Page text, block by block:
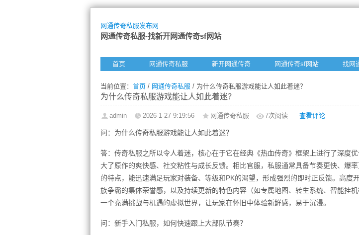
网通传奇私服发布网
网通传奇私服-找新开网通传奇sf网站
首页 网通传奇私服 新开网通传奇 网通传奇sf网站 找网
当前位置： 首页 / 网通传奇私服 / 为什么传奇私服游戏能让人如此着迷？
为什么传奇私服游戏能让人如此着迷？
admin 2026-1-27 9:19:56 网通传奇私服 7次阅读 查看评论
问：为什么传奇私服游戏能让人如此着迷？
答：传奇私服之所以令人着迷，核心在于它在经典《热血传奇》框架上进行了深度
大了原作的爽快感、社交粘性与成长反馈。相比官服，私服通常具备节奏更快、爆
的特点，能迅速满足玩家对装备、等级和PK的渴望，形成强烈的即时正反馈。高度
族争霸的集体荣誉感，以及持续更新的特色内容（如专属地图、转生系统、智能挂
一个充满挑战与机遇的虚拟世界，让玩家在怀旧中体验新鲜感，易于沉浸。
问：新手入门私服，如何快速跟上大部队节奏？